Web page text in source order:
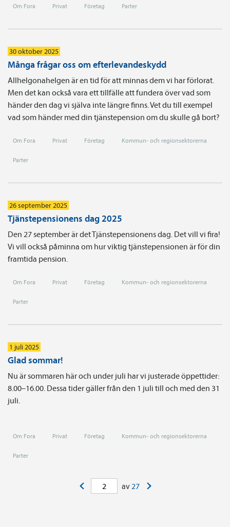
Om Fora Privat Företag Parter
30 oktober 2025
Många frågar oss om efterlevandeskydd
Allhelgonahelgen är en tid för att minnas dem vi har förlorat.
Men det kan också vara ett tillfälle att fundera över vad som
händer den dag vi själva inte längre finns. Vet du till exempel
vad som händer med din tjänstepension om du skulle gå bort?
Om Fora Privat Företag Kommun- och regionsektorerna
Parter
26 september 2025
Tjänstepensionens dag 2025
Den 27 september är det Tjänstepensionens dag. Det vill vi fira!
Vi vill också påminna om hur viktig tjänstepensionen är för din
framtida pension.
Om Fora Privat Företag Kommun- och regionsektorerna
Parter
1 juli 2025
Glad sommar!
Nu är sommaren här och under juli har vi justerade öppettider:
8.00–16.00. Dessa tider gäller från den 1 juli till och med den 31
juli.
Om Fora Privat Företag Kommun- och regionsektorerna
Parter
av27